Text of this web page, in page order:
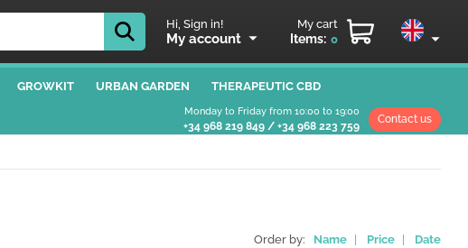
Hi, Sign in!
My account
My cart
Items: 0
GROWKIT URBAN GARDEN THERAPEUTIC CBD
Monday to Friday from 10:00 to 19:00
+34 968 219 849 / +34 968 223 759
Contact us
Order by: Name Price Date